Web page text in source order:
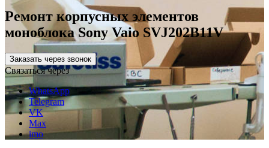
Ремонт корпусных элементов
моноблока Sony Vaio SVJ202B11V
Заказать через звонок
Связаться через
WhatsApp
Telegram
VK
Max
imo